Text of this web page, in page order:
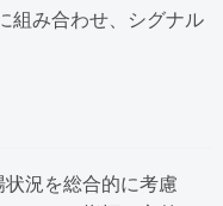
組み合わせ、シグナル
況を総合的に考慮